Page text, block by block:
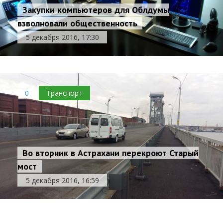
Закупки компьютеров для Облдумы
взволновали общественность
5 декабря 2016, 17:30
0 Транспорт
Во вторник в Астрахани перекроют Старый
мост
5 декабря 2016, 16:59